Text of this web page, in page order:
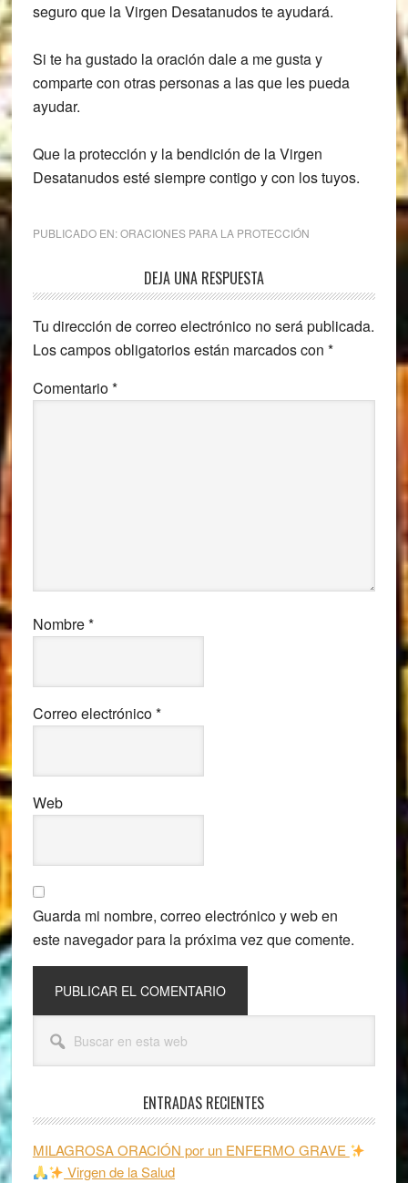
seguro que la Virgen Desatanudos te ayudará.
Si te ha gustado la oración dale a me gusta y
comparte con otras personas a las que les pueda
ayudar.
Que la protección y la bendición de la Virgen
Desatanudos esté siempre contigo y con los tuyos.
PUBLICADO EN:ORACIONES PARA LA PROTECCIÓN
Interacciones
con
los
lectores
DEJA UNA RESPUESTA
Tu dirección de correo electrónico no será publicada.
Los campos obligatorios están marcados con *
Comentario*
Nombre*
Correo electrónico*
Web
Guarda mi nombre, correo electrónico y web en
este navegador para la próxima vez que comente.
Barra
lateral
esta
ENTRADAS RECIENTES
MILAGROSA ORACIÓN por un ENFERMO GRAVE
Virgen de la Salud